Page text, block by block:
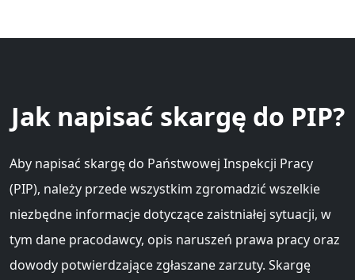
Jak napisać skargę do PIP?
Aby napisać skargę do Państwowej Inspekcji Pracy
(PIP), należy przede wszystkim zgromadzić wszelkie
niezbędne informacje dotyczące zaistniałej sytuacji, w
tym dane pracodawcy, opis naruszeń prawa pracy oraz
dowody potwierdzające zgłaszane zarzuty. Skargę